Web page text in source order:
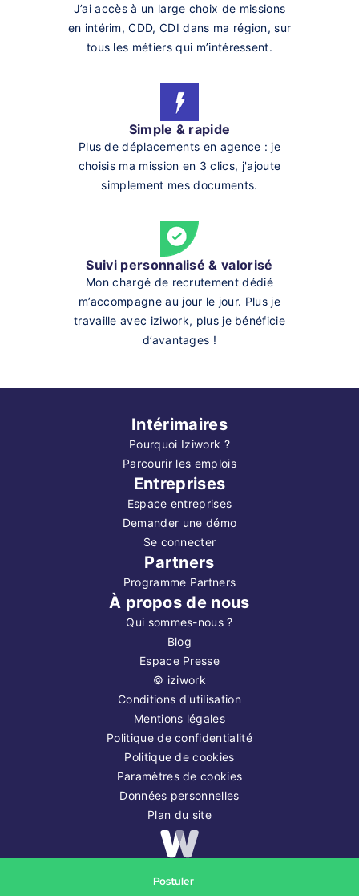
Postuler
J’ai accès à un large choix de missions
en intérim, CDD, CDI dans ma région, sur
tous les métiers qui m’intéressent.
Simple & rapide
Plus de déplacements en agence : je
choisis ma mission en 3 clics, j'ajoute
simplement mes documents.
Suivi personnalisé & valorisé
Mon chargé de recrutement dédié
m’accompagne au jour le jour. Plus je
travaille avec iziwork, plus je bénéficie
d’avantages !
Intérimaires
Pourquoi Iziwork ?
Parcourir les emplois
Entreprises
Espace entreprises
Demander une démo
Se connecter
Partners
Programme Partners
À propos de nous
Qui sommes-nous ?
Blog
Espace Presse
© iziwork
Conditions d'utilisation
Mentions légales
Politique de confidentialité
Politique de cookies
Paramètres de cookies
Données personnelles
Plan du site